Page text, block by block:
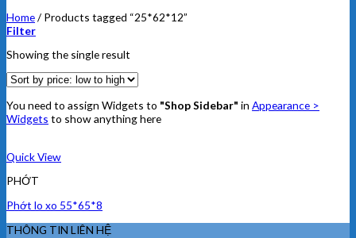
Home/ Products tagged “25*62*12”
Filter
Showing the single result
You need to assign Widgets to "Shop Sidebar" in Appearance >
Widgets to show anything here
Quick View
PHỚT
Phớt lo xo 55*65*8
THÔNG TIN LIÊN HỆ